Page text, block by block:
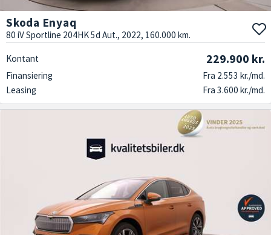
Skoda Enyaq
80 iV Sportline 204HK 5d Aut., 2022, 160.000 km.
Kontant 229.900 kr.
Finansiering
Fra 2.553 kr./md.
Leasing
Fra 3.600 kr./md.